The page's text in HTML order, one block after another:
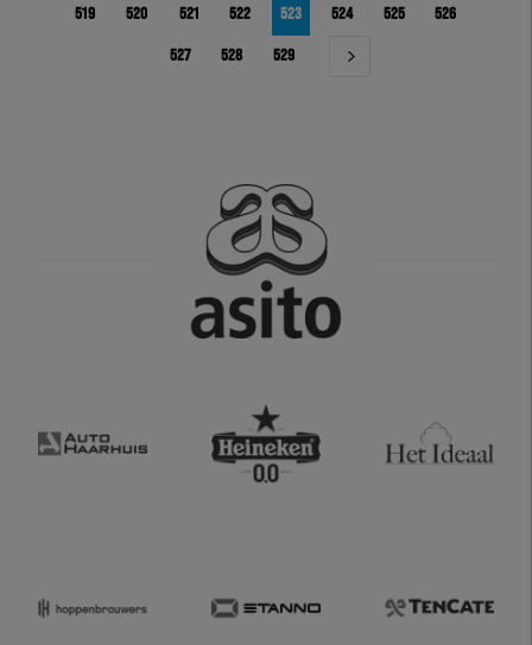
519 520 521 522 523 524 525 526
527 528 529